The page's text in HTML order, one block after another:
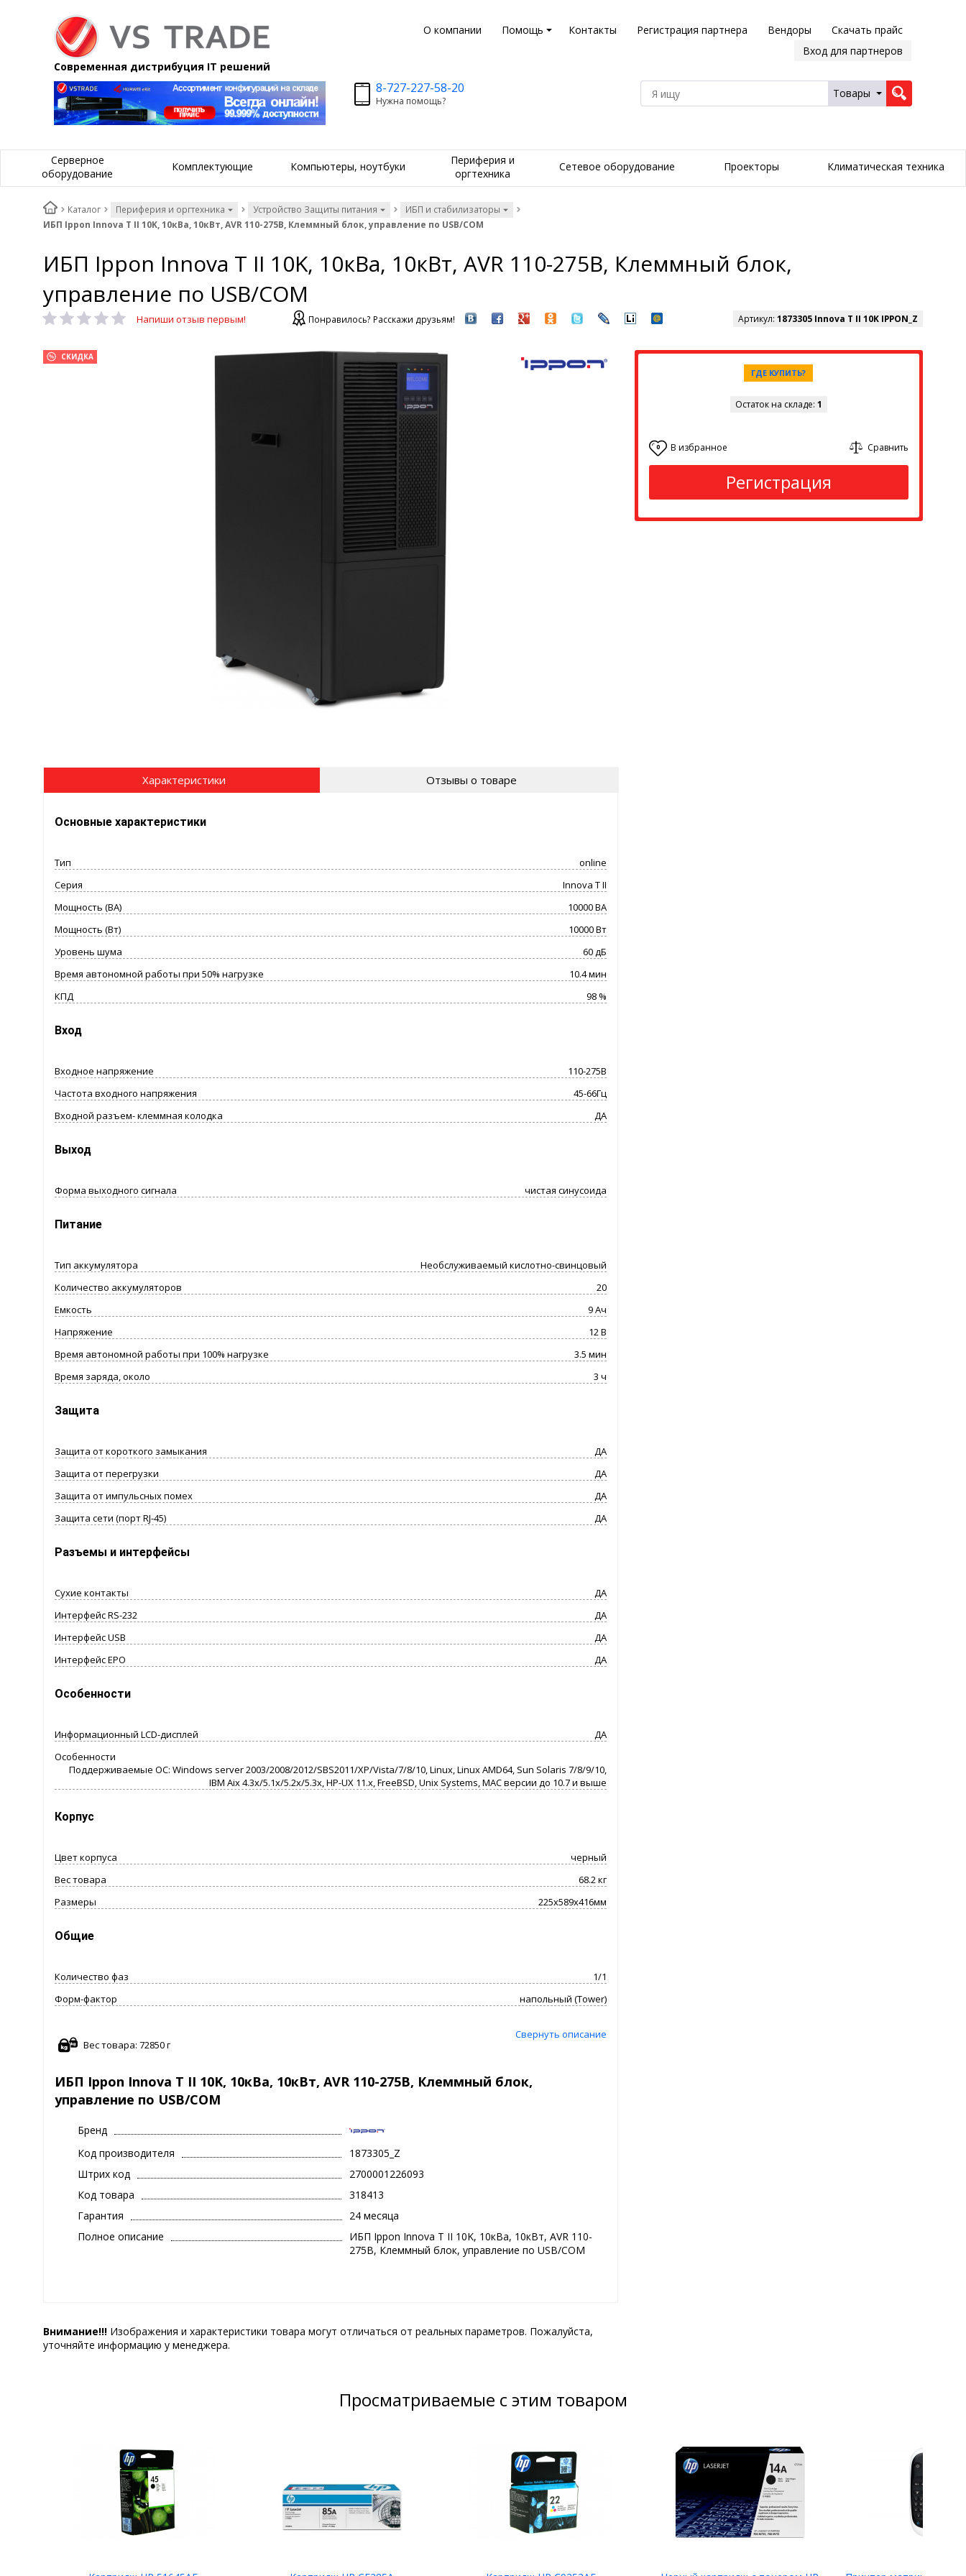
О компании Помощь Контакты Регистрация партнера Вендоры
Скачать прайс
Вход для партнеров
Современная дистрибуция IT решений
8-727-227-58-20
Нужна помощь?
Товары
Серверное
оборудование
Комплектующие Компьютеры, ноутбуки
Периферия и
оргтехника
Сетевое оборудование Проекторы Климатическая техника
Каталог Периферия и оргтехника Устройство Защиты питания
ИБП и стабилизаторы
ИБП Ippon Innova T II 10K, 10кВа, 10кВт, AVR 110-275В, Клеммный блок, управление по USB/COM
ИБП Ippon Innova T II 10K, 10кВа, 10кВт, AVR 110-275В, Клеммный блок,
управление по USB/COM
Напиши отзыв первым! Понравилось? Расскажи друзьям! Артикул: 1873305 Innova T II 10K IPPON_Z
СКИДКА
ГДЕ КУПИТЬ?
Остаток на складе: 1
0 В избранное Сравнить
Регистрация
Характеристики Отзывы о товаре
Основные характеристики
Тип
online
Серия
Innova T II
Мощность (ВА)
10000 ВA
Мощность (Вт)
10000 Вт
Уровень шума
60 дБ
Время автономной работы при 50% нагрузке
10.4 мин
КПД
98 %
Вход
Входное напряжение
110-275В
Частота входного напряжения
45-66Гц
Входной разъем- клеммная колодка
ДА
Выход
Форма выходного сигнала чистая синусоида
Питание
Тип аккумулятора
Необслуживаемый кислотно-свинцовый
Количество аккумуляторов
20
Емкость
9 Ач
Напряжение
12 В
Время автономной работы при 100% нагрузке
3.5 мин
Время заряда, около
3 ч
Защита
Защита от короткого замыкания
ДА
Защита от перегрузки
ДА
Защита от импульсных помех
ДА
Защита сети (порт RJ-45)
ДА
Разъемы и интерфейсы
Сухие контакты
ДА
Интерфейс RS-232
ДА
Интерфейс USB
ДА
Интерфейс EPO
ДА
Особенности
Информационный LCD-дисплей
ДА
Особенности
Поддерживаемые ОС: Windows server 2003/2008/2012/SBS2011/XP/Vista/7/8/10, Linux, Linux AMD64, Sun Solaris 7/8/9/10,
IBM Aix 4.3x/5.1x/5.2x/5.3x, HP-UX 11.x, FreeBSD, Unix Systems, MAC версии до 10.7 и выше
Корпус
Цвет корпуса
черный
Вес товара
68.2 кг
Размеры
225x589x416мм
Общие
Количество фаз
1/1
Форм-фактор
напольный (Tower)
Свернуть описание
Вес товара: 72850 г
ИБП Ippon Innova T II 10K, 10кВа, 10кВт, AVR 110-275В, Клеммный блок,
управление по USB/COM
Бренд
Код производителя
1873305_Z
Штрих код
2700001226093
Код товара
318413
Гарантия
24 месяца
Полное описание
ИБП Ippon Innova T II 10K, 10кВа, 10кВт, AVR 110-
275В, Клеммный блок, управление по USB/COM
Внимание!!! Изображения и характеристики товара могут отличаться от реальных параметров. Пожалуйста,
уточняйте информацию у менеджера.
Просматриваемые с этим товаром